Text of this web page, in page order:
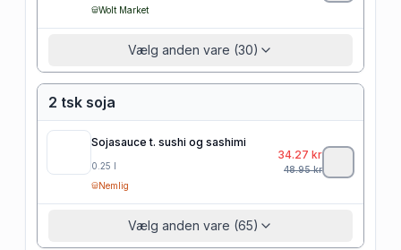
Wolt Market
Vælg anden vare (30)
2 tsk soja
Sojasauce t. sushi og sashimi
0.25 l
Nemlig
34.27 kr
48.95kr
Vælg anden vare (65)